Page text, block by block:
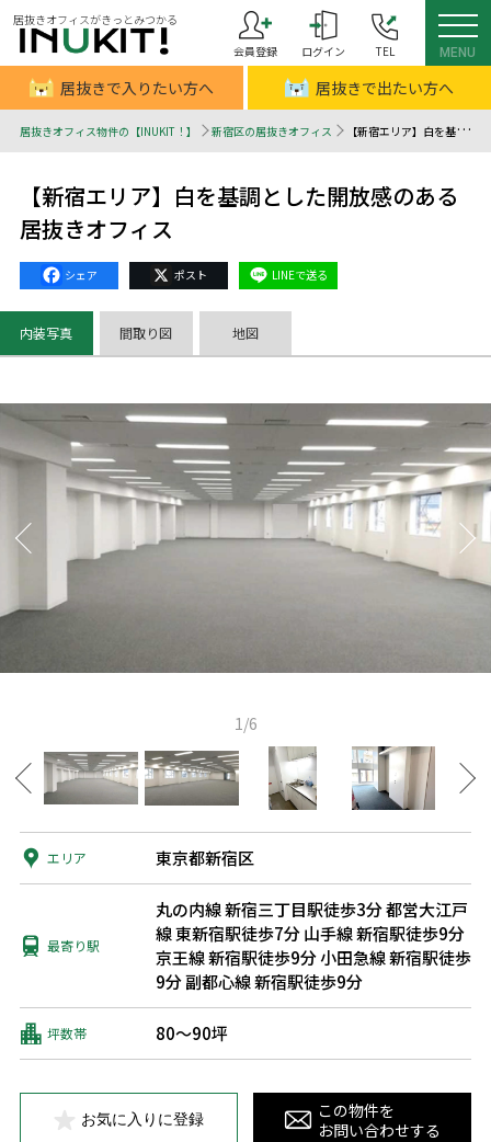
居抜きオフィスがきっとみつかる
会員登録
ログイン TEL MENU
居抜きで入りたい方へ 居抜きで出たい方へ
居抜きオフィス物件の【INUKIT！】 新宿区の居抜きオフィス 【新宿エリア】白を基調とした開放感のある居抜きオフィス - 居抜きオフィスはINUKIT！（イヌキット）
【新宿エリア】白を基調とした開放感のある
居抜きオフィス
Facebook
X Line
内装写真 間取り図 地図
1/6
エリア 東京都新宿区
最寄り駅
丸の内線 新宿三丁目駅徒歩3分都営大江戸
線 東新宿駅徒歩7分山手線 新宿駅徒歩9分
京王線 新宿駅徒歩9分小田急線 新宿駅徒歩
9分副都心線 新宿駅徒歩9分
坪数帯 80～90坪
お気に入りに登録
この物件を
お問い合わせする